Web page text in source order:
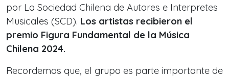
por La Sociedad Chilena de Autores e Interpretes
Musicales (SCD). Los artistas recibieron el
premio Figura Fundamental de la Música
Chilena 2024.
Recordemos que, el grupo es parte importante de